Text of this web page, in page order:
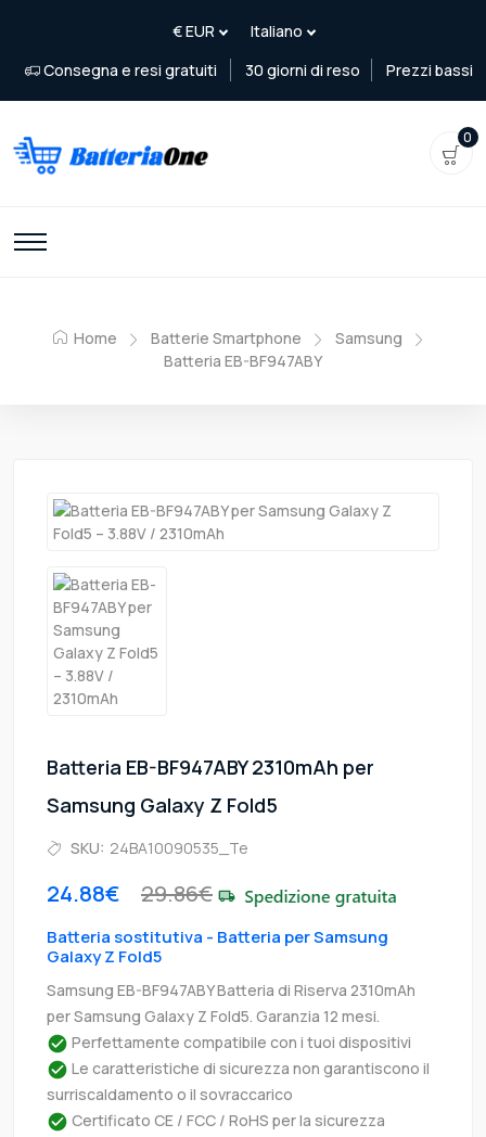
Consegna e resi gratuiti 30 giorni di reso Prezzi bassi
0
Home Batterie Smartphone
Samsung
Batteria EB-BF947ABY
Batteria EB-BF947ABY 2310mAh per
Samsung Galaxy Z Fold5
SKU: 24BA10090535_Te
24.88€ 29.86€
Batteria sostitutiva - Batteria per Samsung
Galaxy Z Fold5
Samsung EB-BF947ABY Batteria di Riserva 2310mAh
per Samsung Galaxy Z Fold5. Garanzia 12 mesi.
Perfettamente compatibile con i tuoi dispositivi
Le caratteristiche di sicurezza non garantiscono il
surriscaldamento o il sovraccarico
Certificato CE / FCC / RoHS per la sicurezza